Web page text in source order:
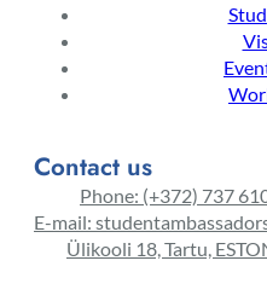
Contact us
Phone: (+372) 737
E-mail:
Ülikooli 18, Tartu,